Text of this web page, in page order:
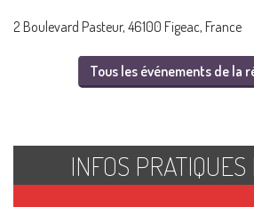
2 Boulevard Pasteur, 46100 Figeac, France
Tous les événements de la
INFOS PRATIQUES